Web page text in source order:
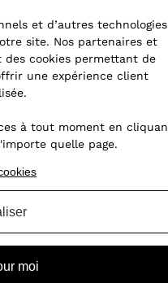
femme :
du style !
féminine, les
de choix, se
au gré des
dynamique et
perfecto femme
chic, en passant
et d’autres technologies
site. Nos partenaires et
des cookies permettant de
une expérience client
à tout moment en
quelle page.
moi